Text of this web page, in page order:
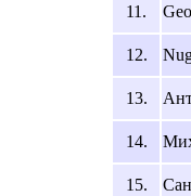
11.
12.
13.
14.
15.